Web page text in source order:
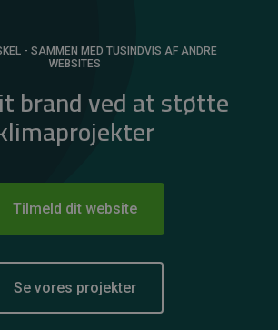
- SAMMEN MED TUSINDVIS AF ANDRE
WEBSITES
brand ved at støtte
Tilmeld dit website
Se vores projekter